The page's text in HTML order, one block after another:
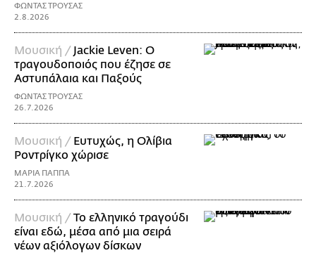
ΦΩΝΤΑΣ ΤΡΟΥΣΑΣ
2.8.2026
Μουσική / Jackie Leven: Ο
τραγουδοποιός που έζησε σε
Αστυπάλαια και Παξούς
ΦΩΝΤΑΣ ΤΡΟΥΣΑΣ
26.7.2026
Μουσική / Ευτυχώς, η Ολίβια
Ροντρίγκο χώρισε
ΜΑΡΙΑ ΠΑΠΠΑ
21.7.2026
Μουσική /Το ελληνικό τραγούδι
είναι εδώ, μέσα από μια σειρά
νέων αξιόλογων δίσκων